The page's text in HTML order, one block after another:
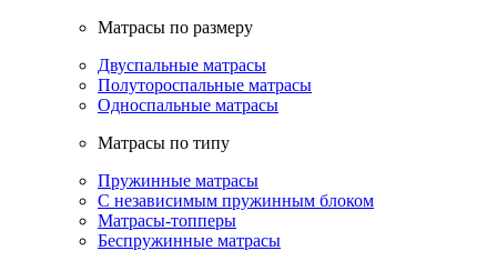
Матрасы по размеру
Двуспальные матрасы
Полутороспальные матрасы
Односпальные матрасы
Матрасы по типу
Пружинные матрасы
С независимым пружинным блоком
Матрасы-топперы
Беспружинные матрасы